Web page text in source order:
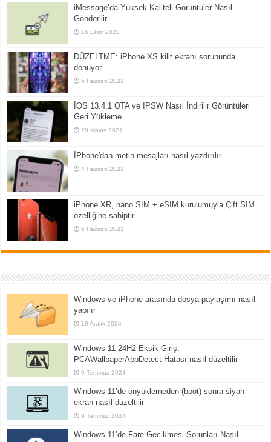
iMessage’da Yüksek Kaliteli Görüntüler Nasıl
Gönderilir
16 Ekim 2023
DÜZELTME: iPhone XS kilit ekranı sorununda
donuyor
5 Haziran 2021
İOS 13.4.1 OTA ve IPSW Nasıl İndirilir Görüntüleri
Geri Yükleme
28 Mayıs 2021
İPhone'dan metin mesajları nasıl yazdırılır
4 Haziran 2021
iPhone XR, nano SIM + eSIM kurulumuyla Çift SIM
özelliğine sahiptir
6 Haziran 2021
Windows ve iPhone arasında dosya paylaşımı nasıl
yapılır
18 Aralık 2024
Windows 11 24H2 Eksik Giriş:
PCAWallpaperAppDetect Hatası nasıl düzeltilir
9 Temmuz 2024
Windows 11’de önyüklemeden (boot) sonra siyah
ekran nasıl düzeltilir
9 Temmuz 2024
Windows 11’de Fare Gecikmesi Sorunları Nasıl